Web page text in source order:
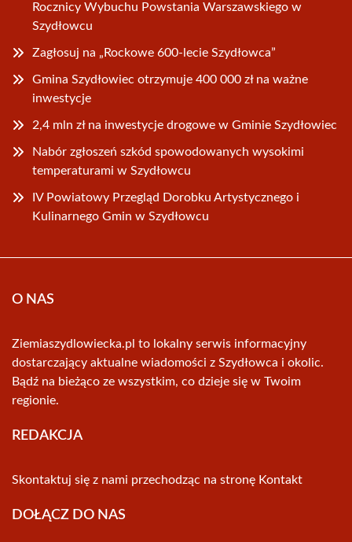
Rocznicy Wybuchu Powstania Warszawskiego w
Szydłowcu
Zagłosuj na „Rockowe 600-lecie Szydłowca”
Gmina Szydłowiec otrzymuje 400 000 zł na ważne
inwestycje
2,4 mln zł na inwestycje drogowe w Gminie Szydłowiec
Nabór zgłoszeń szkód spowodowanych wysokimi
temperaturami w Szydłowcu
IV Powiatowy Przegląd Dorobku Artystycznego i
Kulinarnego Gmin w Szydłowcu
O NAS
Ziemiaszydlowiecka.pl to lokalny serwis informacyjny
dostarczający aktualne wiadomości z Szydłowca i okolic.
Bądź na bieżąco ze wszystkim, co dzieje się w Twoim
regionie.
REDAKCJA
Skontaktuj się z nami przechodząc na stronę Kontakt
DOŁĄCZ DO NAS